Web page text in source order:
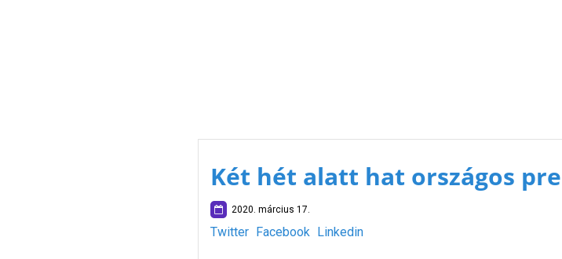
Két hét alatt hat országos
2020. március 17.
Twitter Facebook Linkedin